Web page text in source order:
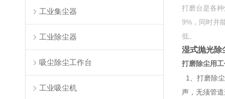
工业集尘器
工业除尘器
吸尘除尘工作台
工业吸尘机
打磨台是各
9%，同时并
低。
湿式抛光除
打磨除尘用
1
、打磨除
声，无须管